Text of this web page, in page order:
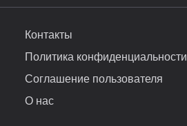
Контакты
Политика конфиденциальности
Соглашение пользователя
О нас